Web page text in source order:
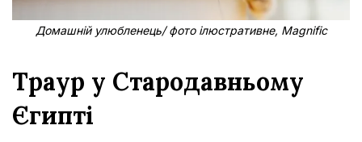
Домашній улюбленець/ фото ілюстративне, Magnific
Траур у Стародавньому
Єгипті